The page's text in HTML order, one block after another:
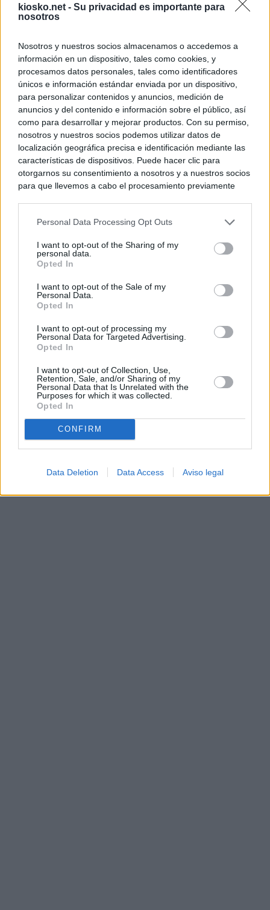
kiosko.net - Su privacidad es importante para
nosotros
Nosotros y nuestros socios almacenamos o accedemos a
información en un dispositivo, tales como cookies, y
procesamos datos personales, tales como identificadores
únicos e información estándar enviada por un dispositivo,
para personalizar contenidos y anuncios, medición de
anuncios y del contenido e información sobre el público, así
como para desarrollar y mejorar productos. Con su permiso,
nosotros y nuestros socios podemos utilizar datos de
localización geográfica precisa e identificación mediante las
características de dispositivos. Puede hacer clic para
otorgarnos su consentimiento a nosotros y a nuestros socios
para que llevemos a cabo el procesamiento previamente
negar su consentimiento. Tenga en cuenta que algún
de su consentimiento, pero usted tiene el derecho de
rechazar tal procesamiento. Sus preferencias se aplicarán
cualquier momento entrando de nuevo en este sitio web o
visitando nuestra política de privacidad.
Personal Data Processing Opt Outs
I want to opt-out of the Sharing of my
personal data.
Opted In
I want to opt-out of the Sale of my
Personal Data.
Opted In
I want to opt-out of processing my
Personal Data for Targeted Advertising.
Opted In
I want to opt-out of Collection, Use,
Retention, Sale, and/or Sharing of my
Personal Data that Is Unrelated with the
Purposes for which it was collected.
Opted In
CONFIRM
Data Deletion Data Access Aviso legal